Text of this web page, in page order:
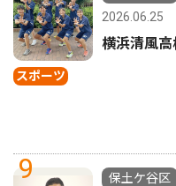
スポーツ
2026.06.25
横浜清風
9
保土ケ谷区